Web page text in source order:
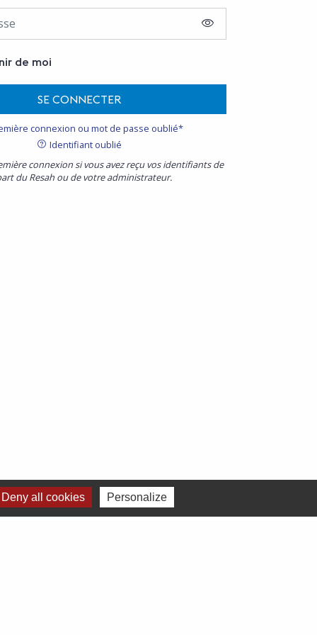
AFFICHER LE MOT
de moi
SE CONNECTER
connexion ou mot de passe oublié*
Identifiant oublié
connexion si vous avez reçu vos identifiants de
du Resah ou de votre administrateur.
Deny all cookies Personalize